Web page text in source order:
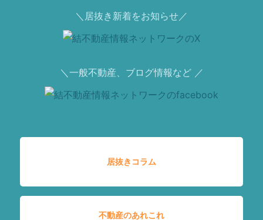
＼居抜き新着をお知らせ／
＼一般不動産、ブログ情報など ／
居抜きコラム
不動産のあれこれ